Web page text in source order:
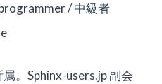
/ 中級者
。Sphinx-users.jp 副会